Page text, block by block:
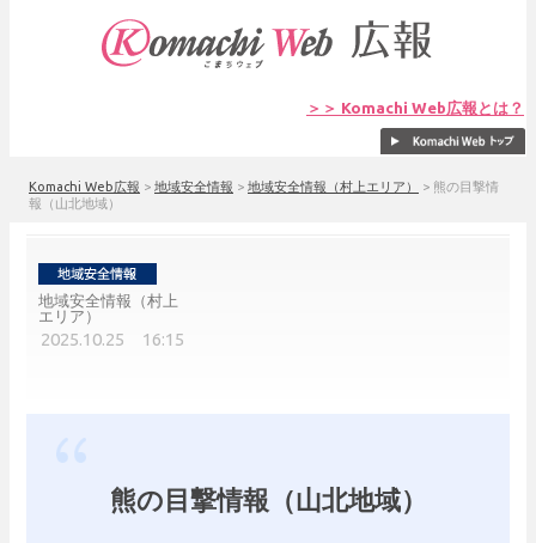
＞＞ Komachi Web広報とは？
Komachi Web広報 > 地域安全情報 > 地域安全情報（村上エリア） > 熊の目撃情
報（山北地域）
地域安全情報（村上
エリア）
2025.10.25 16:15
熊の目撃情報（山北地域）